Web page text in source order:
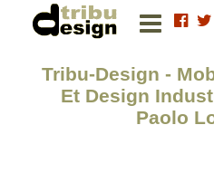
Tribu-Design -
Et Design
Paolo